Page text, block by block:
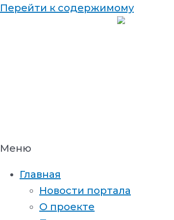
Перейти к содержимому
Меню
Главная
Новости портала
О проекте